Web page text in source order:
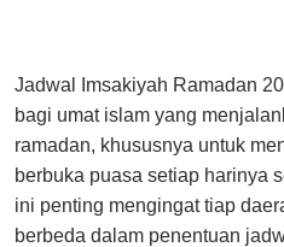
Jadwal Imsakiyah Ramadan
bagi umat islam yang
ramadan, khususnya untuk
berbuka puasa setiap harinya
ini penting mengingat tiap
berbeda dalam penentuan